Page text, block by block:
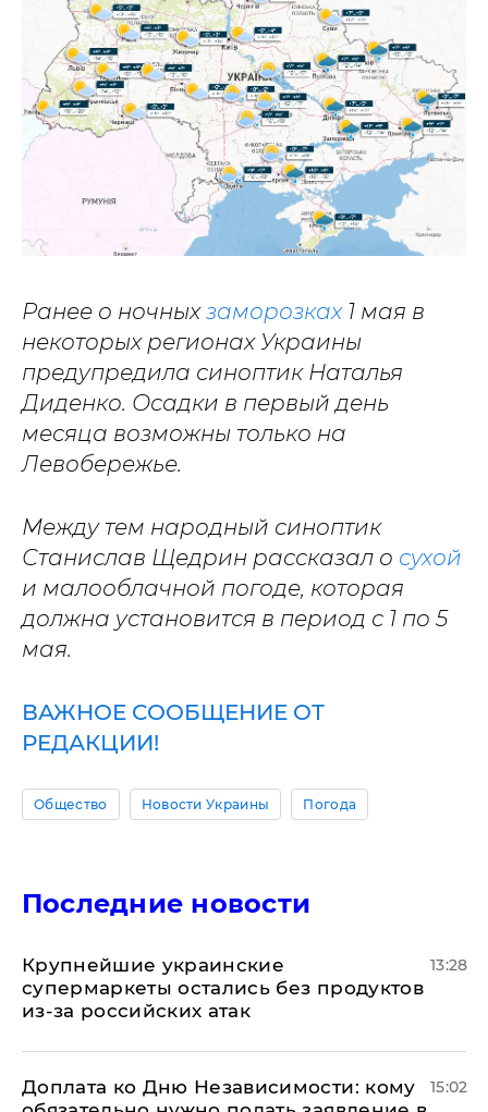
Ранее о ночныхзаморозках1 мая в
некоторых регионах Украины
предупредила синоптик Наталья
Диденко. Осадки в первый день
месяца возможны только на
Левобережье.
Между тем народный синоптик
Станислав Щедрин рассказал о сухой
и малооблачной погоде, которая
должна установится в период с 1 по 5
мая.
ВАЖНОЕ СООБЩЕНИЕ ОТ
РЕДАКЦИИ!
Общество Новости Украины Погода
Последние новости
Крупнейшие украинские
супермаркеты остались без продуктов
из-за российских атак
13:28
Доплата ко Дню Независимости: кому
15:02